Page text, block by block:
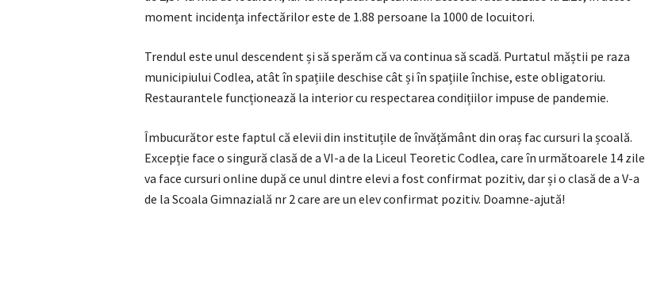
moment incidența infectărilor este de 1.88 persoane la 1000 de locuitori.
Trendul este unul descendent și să sperăm că va continua să scadă. Purtatul măștii pe raza
municipiului Codlea, atât în spațiile deschise cât și în spațiile închise, este obligatoriu.
Restaurantele funcționează la interior cu respectarea condițiilor impuse de pandemie.
Îmbucurător este faptul că elevii din instituțile de învățământ din oraș fac cursuri la școală.
Excepție face o singură clasă de a VI-a de la Liceul Teoretic Codlea, care în următoarele 14 zile
va face cursuri online după ce unul dintre elevi a fost confirmat pozitiv, dar și o clasă de a V-a
de la Scoala Gimnazială nr 2 care are un elev confirmat pozitiv. Doamne-ajută!